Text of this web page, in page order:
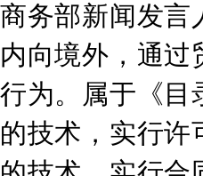
商务部新闻发言
内向境外，通过
行为。属于《目
的技术，实行许